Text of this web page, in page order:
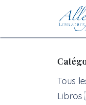
Se rendre au
Tous